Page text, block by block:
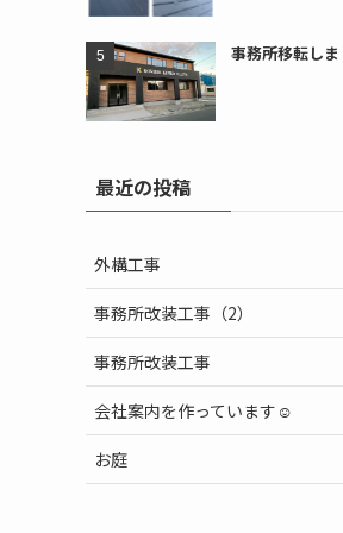
事務所移転しま
最近の投稿
外構工事
事務所改装工事（2）
事務所改装工事
会社案内を作っています☺
お庭